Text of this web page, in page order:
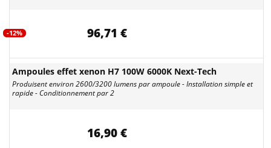
-12% 96,71 €
Ampoules effet xenon H7 100W 6000K Next-Tech
Produisent environ 2600/3200 lumens par ampoule - Installation simple et
rapide - Conditionnement par 2
16,90 €